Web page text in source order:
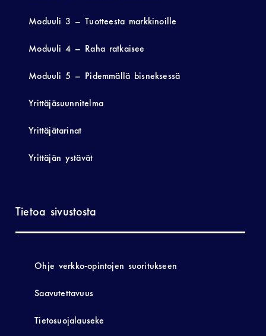
Moduuli 3 – Tuotteesta markkinoille
Moduuli 4 – Raha ratkaisee
Moduuli 5 – Pidemmällä bisneksessä
Yrittäjäsuunnitelma
Yrittäjätarinat
Yrittäjän ystävät
Tietoa sivustosta
Ohje verkko-opintojen suoritukseen
Saavutettavuus
Tietosuojalauseke